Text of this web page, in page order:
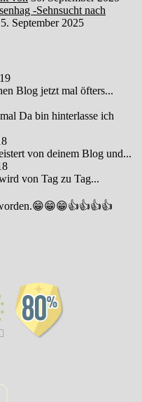
-Sehnsucht nach
September 2025
Blog jetzt mal öfters...
Da bin hinterlasse ich
von deinem Blog und...
von Tag zu Tag...